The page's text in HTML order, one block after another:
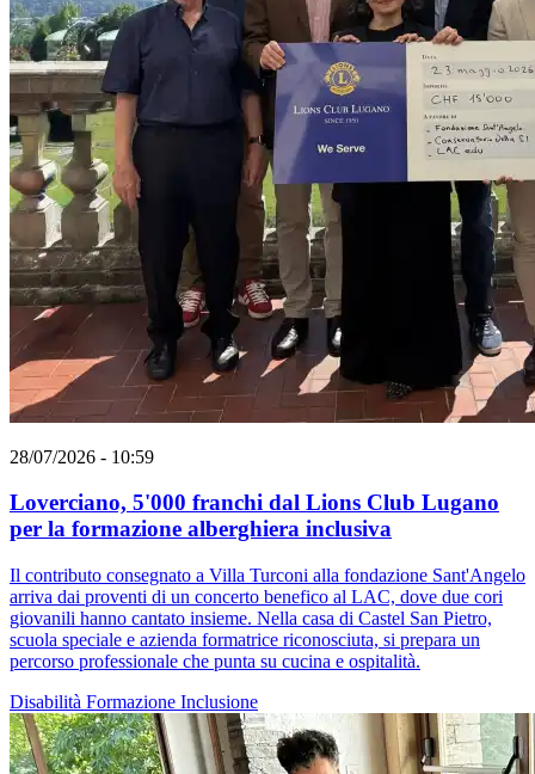
28/07/2026 - 10:59
Loverciano, 5'000 franchi dal Lions Club Lugano
per la formazione alberghiera inclusiva
Il contributo consegnato a Villa Turconi alla fondazione Sant'Angelo
arriva dai proventi di un concerto benefico al LAC, dove due cori
giovanili hanno cantato insieme. Nella casa di Castel San Pietro,
scuola speciale e azienda formatrice riconosciuta, si prepara un
percorso professionale che punta su cucina e ospitalità.
Disabilità Formazione Inclusione